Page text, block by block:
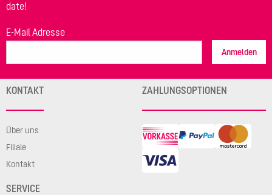
date!
E-Mail Adresse
Anmelden
KONTAKT
Über uns
Filiale
Kontakt
SERVICE
ZAHLUNGSOPTIONEN